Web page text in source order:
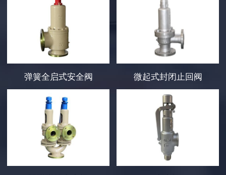
弹簧全启式安全阀 微起式封闭止回阀